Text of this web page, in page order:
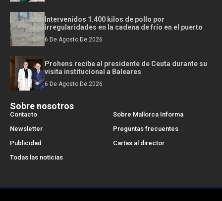
Intervenidos 1.400 kilos de pollo por
irregularidades en la cadena de frío en el puerto
6 De Agosto De 2026
Prohens recibe al presidente de Ceuta durante su
visita institucional a Baleares
6 De Agosto De 2026
Sobre nosotros
Contacto
Sobre Mallorca Informa
Newsletter
Preguntas frecuentes
Publicidad
Cartas al director
Todas las noticias